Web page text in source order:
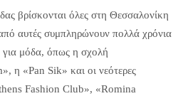
βρίσκονται όλες στη Θεσσαλονίκη
αυτές συμπληρώνουν πολλά χρόνια
για μόδα, όπως η σχολή
η «Pan Sik» και οι νεότερες
Fashion Club», «Romina